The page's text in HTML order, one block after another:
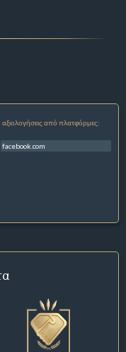
από πλατφόρμες:
facebook.com